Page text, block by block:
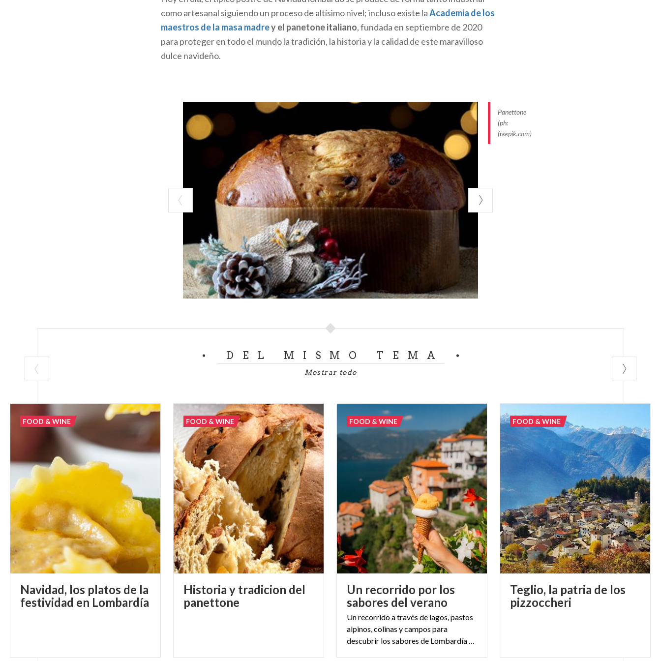
Según la tradición culinaria lombarda de la comida de Navidad, en la mesa festiva debe
haber carne. La receta clásica de uno de los platos más famosos de la fiesta, el mixto de
carne hervida a la milanesa
, o como se dice por la zona el less, ofrece los cortes de carne
más diversos: rabadilla, lengua y rabo de toro, cabeza de ternera y embuchado de carne
déjalas cocer durante más de dos horas. La cabeza y el embuchado se cuecen aparte,
cada uno durante otras dos horas, y se combinan al final.
¿Con qué se acompaña el
mixto de carne hervida lombardo? Estrictamente hablando, la
mostarda di Cremona, una fruta confitada en la que el sabor dulce de las cerezas, los
albaricoques, los melocotones, las peras, las mandarinas y los higos, enteros o en trozos,
se combina con el sabor picante de la esencia de mostaza. Lamostarda di Mantua
elaborada con membrillo y pera enteros, también es excelente.
como artesanal siguiendo un proceso de altísimo nivel; incluso existe laAcademia de los
maestros de la masa madrey el panetone italiano, fundada en septiembre de 2020
para proteger en todo el mundo la tradición, la historia y la calidad de este maravilloso
dulce navideño.
Panettone
(ph:
freepik.com)
DEL MISMO TEMA
Mostrar todo
Navidad, los platos de la
festividad en Lombardía
FOOD & WINE
Historia y tradicion del
panettone
FOOD & WINE
Un recorrido por los
sabores del verano
Un recorrido a través de lagos, pastos
alpinos, colinas y campos para
descubrir los sabores de Lombardía en la estación más luminosa del año.
FOOD & WINE
Teglio, la patria de los
pizzoccheri
FOOD & WINE